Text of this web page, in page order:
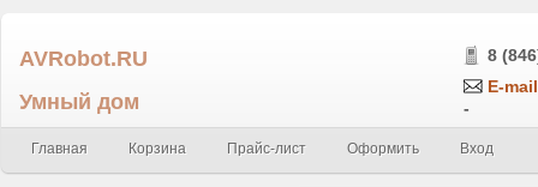
AVRobot.RU
Умный дом
8
E-
-
Главная Корзина Прайс-лист Оформить Вход